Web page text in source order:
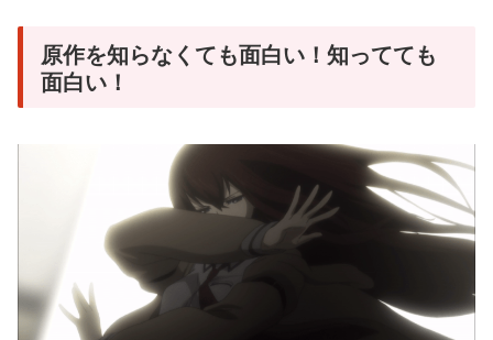
原作を知らなくても面白い！知ってても
面白い！